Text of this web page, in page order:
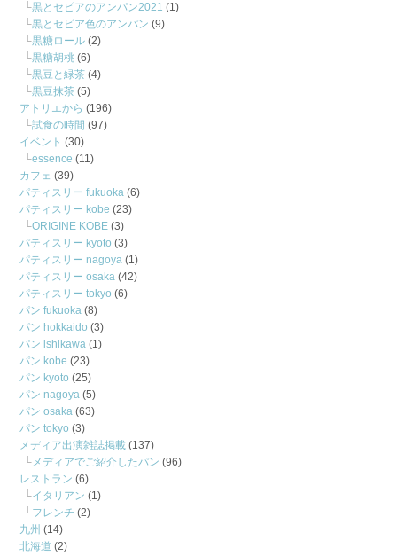
黒とセピアのアンパン2021 (1)
黒とセピア色のアンパン (9)
黒糖ロール (2)
黒糖胡桃 (6)
黒豆と緑茶 (4)
黒豆抹茶 (5)
アトリエから (196)
試食の時間 (97)
イベント (30)
essence (11)
カフェ (39)
パティスリー fukuoka (6)
パティスリー kobe (23)
ORIGINE KOBE (3)
パティスリー kyoto (3)
パティスリー nagoya (1)
パティスリー osaka (42)
パティスリー tokyo (6)
パン fukuoka (8)
パン hokkaido (3)
パン ishikawa (1)
パン kobe (23)
パン kyoto (25)
パン nagoya (5)
パン osaka (63)
パン tokyo (3)
メディア出演雑誌掲載 (137)
メディアでご紹介したパン (96)
レストラン (6)
イタリアン (1)
フレンチ (2)
九州 (14)
北海道 (2)